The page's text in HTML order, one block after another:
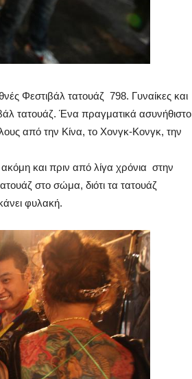
Φεστιβάλ τατουάζ 798. Γυναίκες και
τατουάζ. Ένα πραγματικά ασυνήθιστο
από την Κίνα, το Χονγκ-Κονγκ, την
και πριν από λίγα χρόνια στην
στο σώμα, διότι τα τατουάζ
φυλακή.